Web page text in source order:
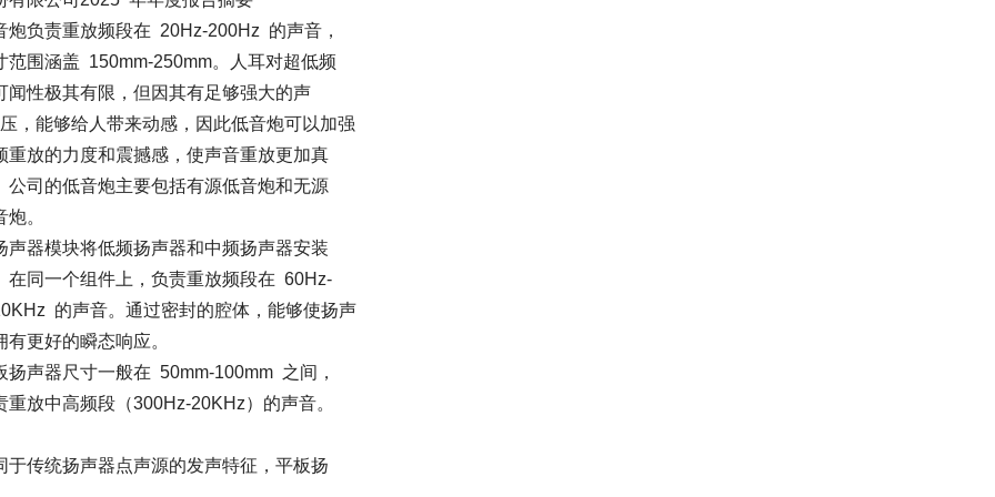
20Hz-200Hz 的声音，
250mm。人耳对超低频
因其有足够强大的声
动感，因此低音炮可以加强
感，使声音重放更加真
包括有源低音炮和无源
声器和中频扬声器安装
，负责重放频段在 60Hz-
过密封的腔体，能够使扬声
响应。
50mm-100mm 之间，
20KHz）的声音。
源的发声特征，平板扬